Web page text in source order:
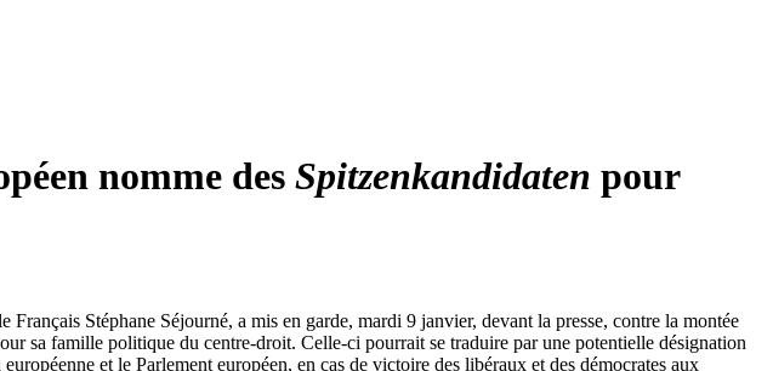
nomme des Spitzenkandidaten pour
Français Stéphane Séjourné, a mis en garde, mardi 9 janvier, devant la presse, contre la montée
sa famille politique du centre-droit. Celle-ci pourrait se traduire par une potentielle désignation
et le Parlement européen, en cas de victoire des libéraux et des démocrates aux